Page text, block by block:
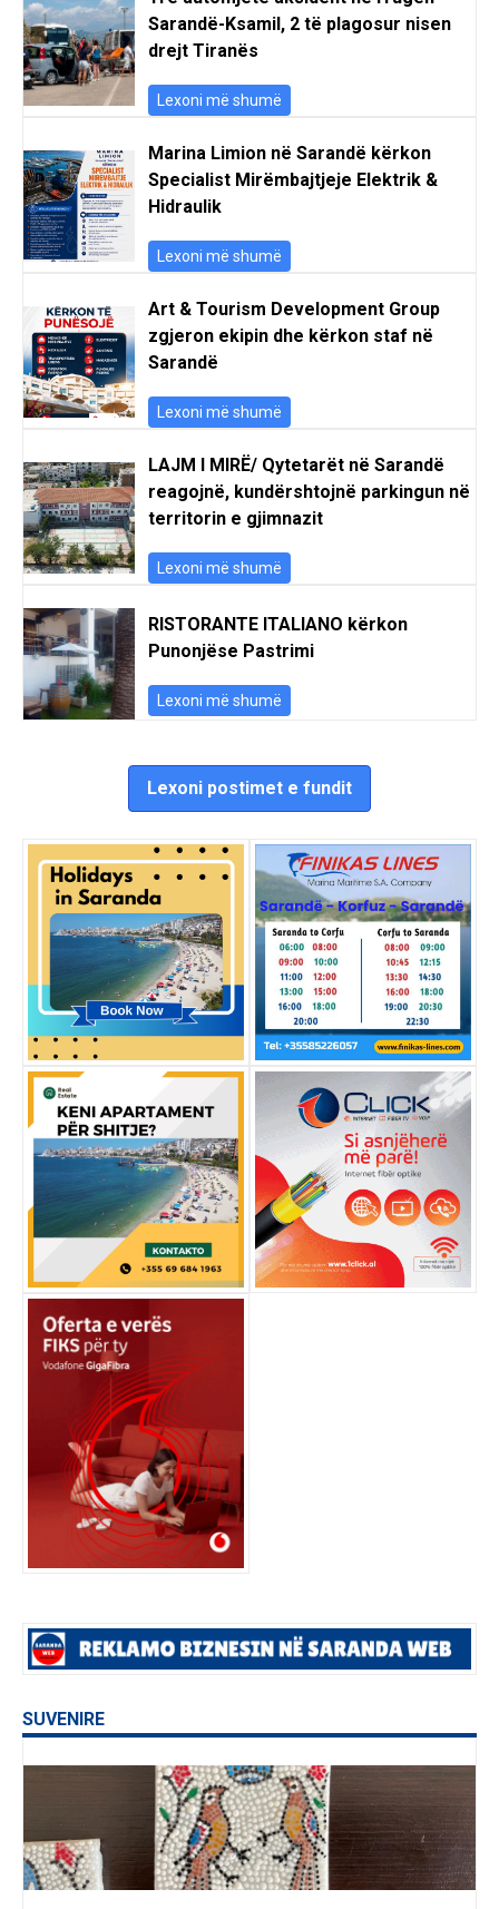
Sarandë-Ksamil, 2 të plagosur nisen
drejt Tiranës
Lexoni më shumë
Marina Limion në Sarandë kërkon
Specialist Mirëmbajtjeje Elektrik &
Hidraulik
Lexoni më shumë
Art & Tourism Development Group
zgjeron ekipin dhe kërkon staf në
Sarandë
Lexoni më shumë
LAJM I MIRË/ Qytetarët në Sarandë
reagojnë, kundërshtojnë parkingun në
territorin e gjimnazit
Lexoni më shumë
RISTORANTE ITALIANO kërkon
Punonjëse Pastrimi
Lexoni më shumë
Lexoni postimet e fundit
SUVENIRE